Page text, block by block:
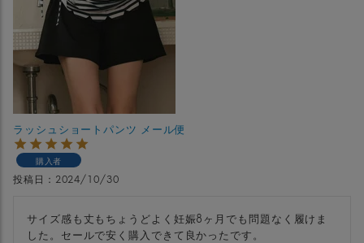
ラッシュショートパンツ メール便
購入者
投稿日 2024/10/30
サイズ感も丈もちょうどよく妊娠8ヶ月でも問題なく履けま
した。セールで安く購入できて良かったです。